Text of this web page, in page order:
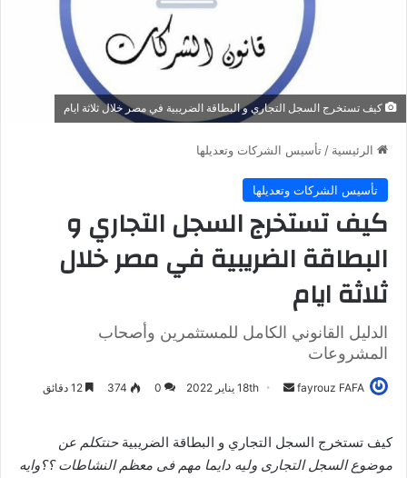
كيف تستخرج السجل التجاري و البطاقة الضريبية في مصر خلال ثلاثة ايام
الرئيسية / تأسيس الشركات وتعديلها
تأسيس الشركات وتعديلها
كيف تستخرج السجل التجاري و
البطاقة الضريبية في مصر خلال
ثلاثة ايام
الدليل القانوني الكامل للمستثمرين وأصحاب
المشروعات
fayrouz FAFA
ل
18th يناير 2022 0
374
كيف تستخرج السجل التجاري و البطاقة الضريبيةحنتكلم عن
موضوع السجل التجارى وليه دايما مهم فى معظم النشاطات ؟؟وايه